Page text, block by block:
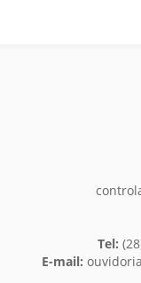
Tel:
E-mail: